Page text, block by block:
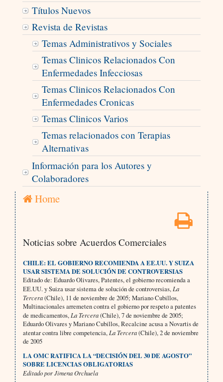
Títulos Nuevos
Revista de Revistas
Temas Administrativos y Sociales
Temas Clinicos Relacionados Con
Enfermedades Infecciosas
Temas Clinicos Relacionados Con
Enfermedades Cronicas
Temas Clinicos Varios
Temas relacionados con Terapias
Alternativas
Información para los Autores y
Colaboradores
Home
Noticias sobre Acuerdos Comerciales
CHILE: EL GOBIERNO RECOMIENDA A EE.UU. Y SUIZA
USAR SISTEMA DE SOLUCIÓN DE CONTROVERSIAS
Editado de: Eduardo Olivares, Patentes, el gobierno recomienda a
EE.UU. y Suiza usar sistema de solución de controversias, La
Tercera(Chile), 11 de noviembre de 2005; Mariano Cubillos,
Multinacionales arremeten contra el gobierno por respeto a patentes
de medicamentos, La Tercera(Chile), 7 de noviembre de 2005;
Eduardo Olivares y Mariano Cubillos, Recalcine acusa a Novartis de
atentar contra libre competencia, La Tercera(Chile), 2 de noviembre
de 2005
LA OMC RATIFICA LA “DECISIÓN DEL 30 DE AGOSTO”
SOBRE LICENCIAS OBLIGATORIAS
Editado por Jimena Orchuela